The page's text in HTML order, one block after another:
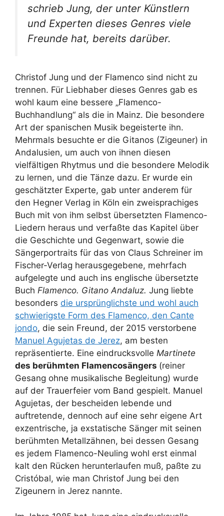
schrieb Jung, der unter Künstlern
und Experten dieses Genres viele
Freunde hat, bereits darüber.
Christof Jung und der Flamenco sind nicht zu
trennen. Für Liebhaber dieses Genres gab es
wohl kaum eine bessere „Flamenco-
Buchhandlung“ als die in Mainz. Die besondere
Art der spanischen Musik begeisterte ihn.
Mehrmals besuchte er die Gitanos (Zigeuner) in
Andalusien, um auch von ihnen diesen
vielfältigen Rhytmus und die besondere Melodik
zu lernen, und die Tänze dazu. Er wurde ein
geschätzter Experte, gab unter anderem für
den Hegner Verlag in Köln ein zweisprachiges
Buch mit von ihm selbst übersetzten Flamenco-
Liedern heraus und verfaßte das Kapitel über
die Geschichte und Gegenwart, sowie die
Sängerportraits für das von Claus Schreiner im
Fischer-Verlag herausgegebene, mehrfach
aufgelegte und auch ins englische übersetzte
Buch Flamenco. Gitano Andaluz. Jung liebte
besonders die ursprünglichste und wohl auch
schwierigste Form des Flamenco, den Cante
jondo, die sein Freund, der 2015 verstorbene
Manuel Agujetas de Jerez, am besten
repräsentierte. Eine eindrucksvolle Martinete
des berühmten Flamencosängers (reiner
Gesang ohne musikalische Begleitung) wurde
auf der Trauerfeier vom Band gespielt. Manuel
Agujetas, der bescheiden lebende und
auftretende, dennoch auf eine sehr eigene Art
exzentrische, ja exstatische Sänger mit seinen
berühmten Metallzähnen, bei dessen Gesang
es jedem Flamenco-Neuling wohl erst einmal
kalt den Rücken herunterlaufen muß, paßte zu
Cristóbal, wie man Christof Jung bei den
Zigeunern in Jerez nannte.